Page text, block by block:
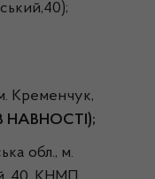
Кременчук,
НАВНОСТІ);
обл., м.